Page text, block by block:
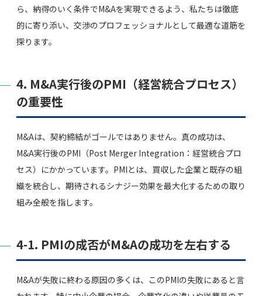
ら、納得のいく条件でM&Aを実現できるよう、私たちは徹底
的に寄り添い、交渉のプロフェッショナルとして最適な道筋を
探ります。
4. M&A実行後のPMI（経営統合プロセス）
の重要性
M&Aは、契約締結がゴールではありません。真の成功は、
M&A実行後のPMI（Post Merger Integration：経営統合プロ
セス）にかかっています。PMIとは、買収した企業と既存の組
織を統合し、期待されるシナジー効果を最大化するための取り
組み全般を指します。
4-1. PMIの成否がM&Aの成功を左右する
M&Aが失敗に終わる原因の多くは、このPMIの失敗にあると言